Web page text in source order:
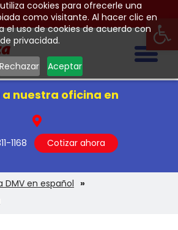
cookies para ofrecerle una
como visitante. Al hacer clic en
el uso de cookies de acuerdo con
privacidad.
Rechazar Aceptar
a nuestra oficina en
1168 Cotizar ahora
DMV en español